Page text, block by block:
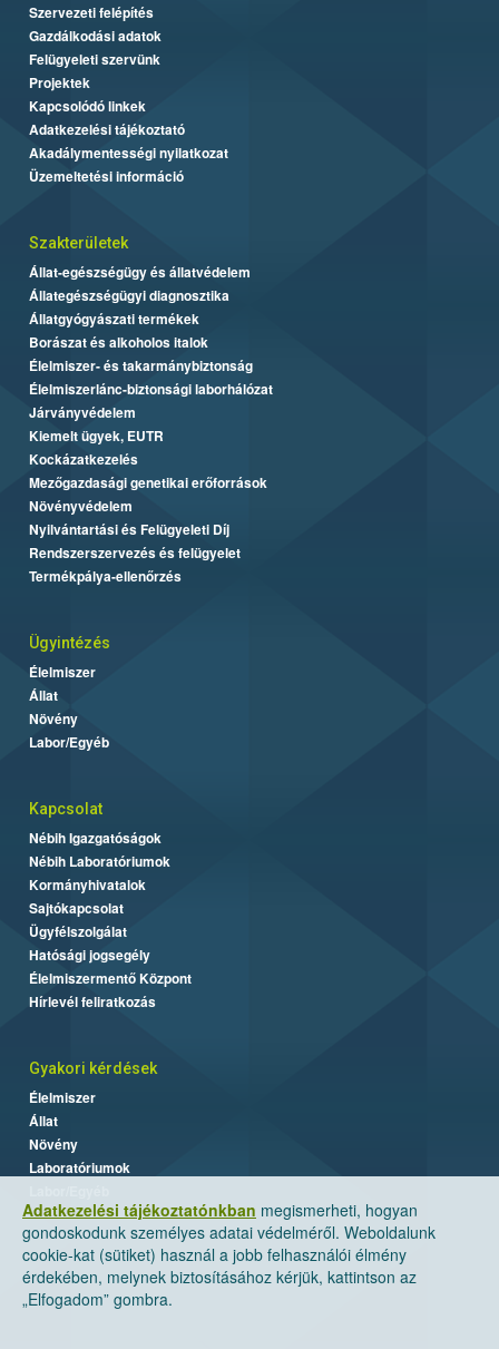
Adatkezelési tájékoztatónkban megismerheti, hogyan
gondoskodunk személyes adatai védelméről. Weboldalunk
cookie-kat (sütiket) használ a jobb felhasználói élmény
érdekében, melynek biztosításához kérjük, kattintson az
„Elfogadom” gombra.
Szervezeti felépítés
Gazdálkodási adatok
Felügyeleti szervünk
Projektek
Kapcsolódó linkek
Adatkezelési tájékoztató
Akadálymentességi nyilatkozat
Üzemeltetési információ
Szakterületek
Állat-egészségügy és állatvédelem
Állategészségügyi diagnosztika
Állatgyógyászati termékek
Borászat és alkoholos italok
Élelmiszer- és takarmánybiztonság
Élelmiszerlánc-biztonsági laborhálózat
Járványvédelem
Kiemelt ügyek, EUTR
Kockázatkezelés
Mezőgazdasági genetikai erőforrások
Növényvédelem
Nyilvántartási és Felügyeleti Díj
Rendszerszervezés és felügyelet
Termékpálya-ellenőrzés
Ügyintézés
Élelmiszer
Állat
Növény
Labor/Egyéb
Kapcsolat
Nébih Igazgatóságok
Nébih Laboratóriumok
Kormányhivatalok
Sajtókapcsolat
Ügyfélszolgálat
Hatósági jogsegély
Élelmiszermentő Központ
Hírlevél feliratkozás
Gyakori kérdések
Élelmiszer
Állat
Növény
Laboratóriumok